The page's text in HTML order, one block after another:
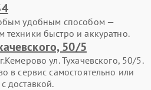
удобным способом —
быстро и аккуратно.
50/5
ул. Тухачевского, 50/5.
в сервис самостоятельно или
доставкой.